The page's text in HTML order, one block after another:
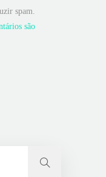
spam.
são